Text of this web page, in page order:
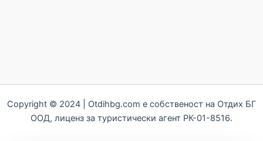
Copyright © 2024 | Otdihbg.com e собственост на Отдих БГ
ООД, лиценз за туристически агент РК-01-8516.